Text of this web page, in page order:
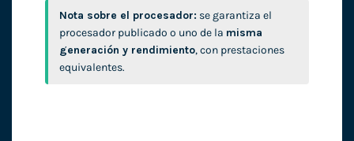
Nota sobre el procesador: se garantiza el
procesador publicado o uno de la misma
generación y rendimiento, con prestaciones
equivalentes.